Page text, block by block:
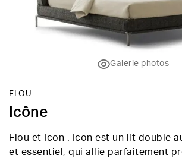
Galerie photos
FLOU
Icône
Flou et Icon . Icon est un lit double
et essentiel, qui allie parfaitement